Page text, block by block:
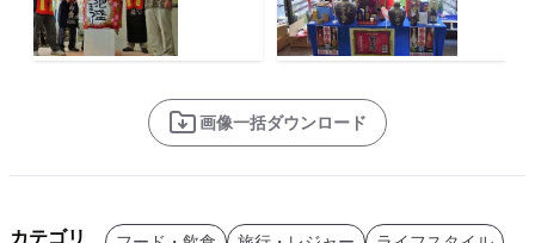
画像一括ダウンロード
カテゴリ